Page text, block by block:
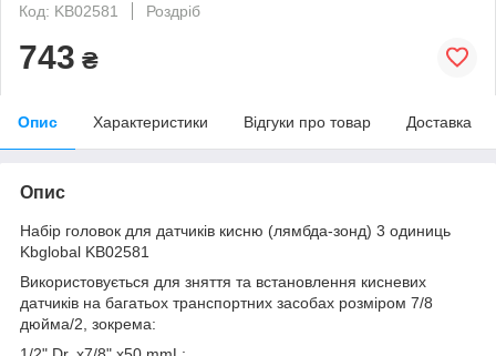
Код: KB02581
Роздріб
743 ₴
Опис Характеристики Відгуки про товар Доставка
Опис
Набір головок для датчиків кисню (лямбда-зонд) 3 одиниць
Kbglobal KB02581
Використовується для зняття та встановлення кисневих
датчиків на багатьох транспортних засобах розміром 7/8
дюйма/2, зокрема: